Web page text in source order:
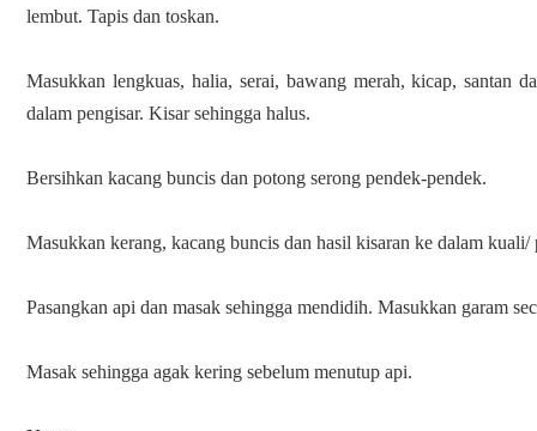
lembut. Tapis dan toskan.
Masukkan lengkuas, halia, serai, bawang merah, kicap, santan
dalam pengisar. Kisar sehingga halus.
Bersihkan kacang buncis dan potong serong pendek-pendek.
Masukkan kerang, kacang buncis dan hasil kisaran ke dalam kuali/
Pasangkan api dan masak sehingga mendidih. Masukkan garam
Masak sehingga agak kering sebelum menutup api.